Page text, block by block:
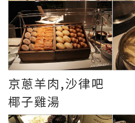
京蔥羊肉,沙律吧
椰子雞湯